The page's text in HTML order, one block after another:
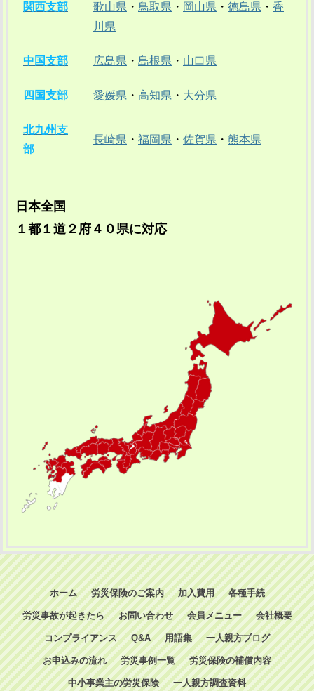
関西支部
歌山県 ・ 鳥取県 ・ 岡山県 ・ 徳島県 ・ 香
川県
中国支部 広島県 ・ 島根県 ・ 山口県
四国支部 愛媛県 ・ 高知県 ・ 大分県
北九州支
部
長崎県 ・ 福岡県 ・ 佐賀県 ・ 熊本県
日本全国
１都１道２府４０県に対応
ホーム 労災保険のご案内 加入費用 各種手続
労災事故が起きたら お問い合わせ 会員メニュー 会社概要
コンプライアンス Q&A 用語集 一人親方ブログ
お申込みの流れ 労災事例一覧 労災保険の補償内容
中小事業主の労災保険 一人親方調査資料